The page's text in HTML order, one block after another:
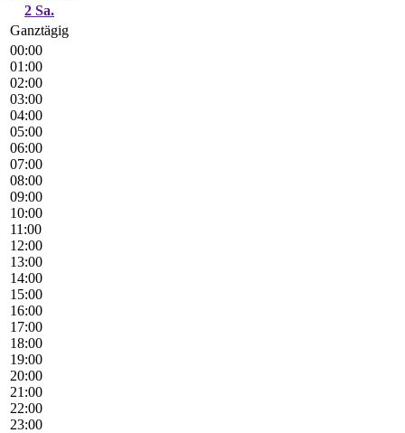
2 Sa.
Ganztägig
00:00
01:00
02:00
03:00
04:00
05:00
06:00
07:00
08:00
09:00
10:00
11:00
12:00
13:00
14:00
15:00
16:00
17:00
18:00
19:00
20:00
21:00
22:00
23:00